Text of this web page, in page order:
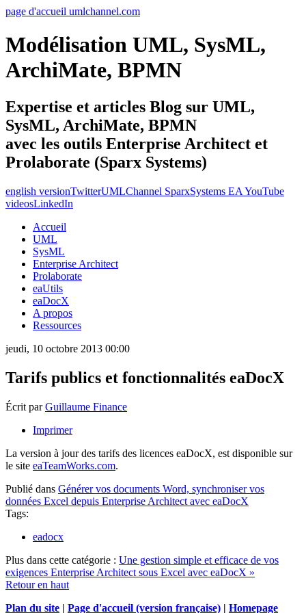
page d'accueil umlchannel.com
Modélisation UML, SysML,
ArchiMate, BPMN
Expertise et articles Blog sur UML,
SysML, ArchiMate, BPMN
avec les outils Enterprise Architect et
Prolaborate (Sparx Systems)
english versionTwitterUMLChannel SparxSystems EA YouTube
videosLinkedIn
Accueil
UML
SysML
Enterprise Architect
Prolaborate
eaUtils
eaDocX
A propos
Ressources
jeudi, 10 octobre 2013 00:00
Tarifs publics et fonctionnalités eaDocX
Écrit parGuillaume Finance
Imprimer
La version à jour des tarifs des licences eaDocX, est disponible sur
le site eaTeamWorks.com.
Publié dans Générer vos documents Word, synchroniser vos
données Excel depuis Enterprise Architect avec eaDocX
Tags:
eadocx
Plus dans cette catégorie : Une gestion simple et efficace de vos
exigences Enterprise Architect sous Excel avec eaDocX »
Retour en haut
Plan du site | Page d'accueil (version française) | Homepage